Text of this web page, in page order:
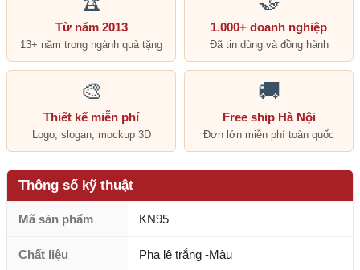
Từ năm 2013
13+ năm trong ngành quà tặng
1.000+ doanh nghiệp
Đã tin dùng và đồng hành
🎨
Thiết kế miễn phí
Logo, slogan, mockup 3D
🚚
Free ship Hà Nội
Đơn lớn miễn phí toàn quốc
Thông số kỹ thuật
Mã sản phẩm KN95
Chất liệu Pha lê trắng -Màu